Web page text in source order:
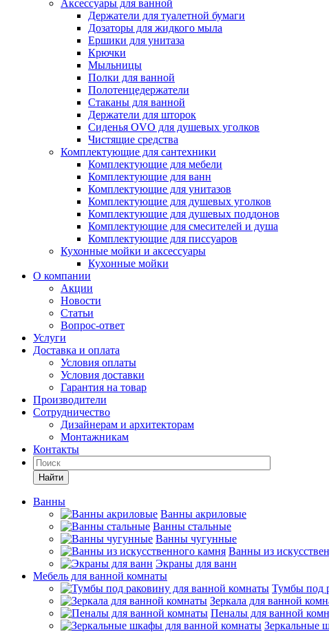
Аксессуары для ванной
Держатели для туалетной бумаги
Дозаторы для жидкого мыла
Ершики для унитаза
Крючки
Мыльницы
Полки для ванной
Полотенцедержатели
Стаканы для ванной
Держатели для шторок
Сиденья OVO для душевых уголков
Чистящие средства
Комплектующие для сантехники
Комплектующие для мебели
Комплектующие для ванн
Комплектующие для унитазов
Комплектующие для душевых уголков
Комплектующие для душевых поддонов
Комплектующие для смесителей и душа
Комплектующие для писсуаров
Кухонные мойки и аксессуары
Кухонные мойки
О компании
Акции
Новости
Статьи
Вопрос-ответ
Услуги
Доставка и оплата
Условия оплаты
Условия доставки
Гарантия на товар
Производители
Сотрудничество
Дизайнерам и архитекторам
Монтажникам
Контакты
Найти
Ванны
Ванны акриловые
Ванны стальные
Ванны чугунные
Ванны из
Экраны для ванн
Мебель для ванной комнаты
Тумбы под
Зеркала для ванной
Пеналы для ванной
Зеркальные